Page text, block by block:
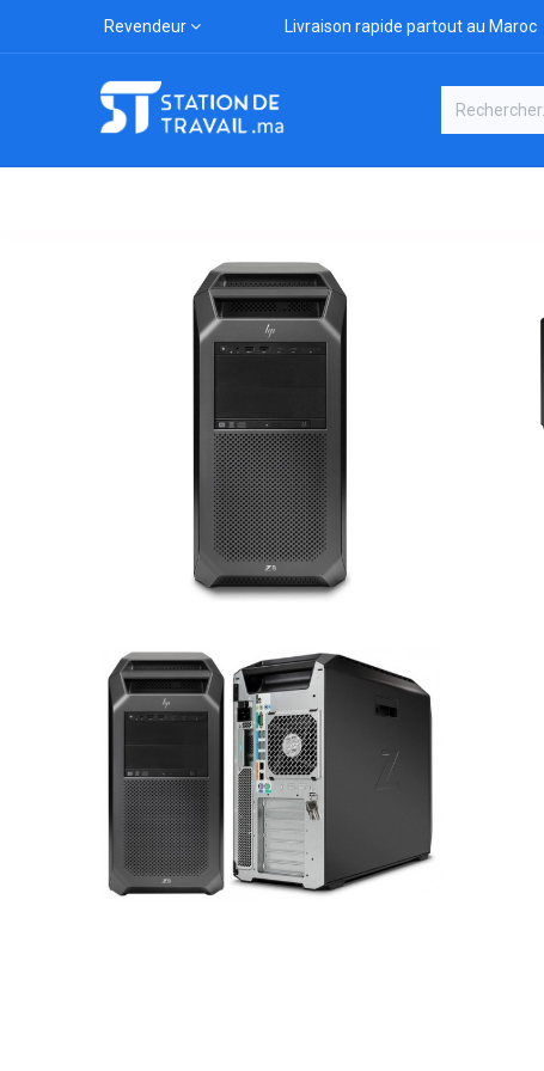
Revendeur Livraison rapide partout au Maroc